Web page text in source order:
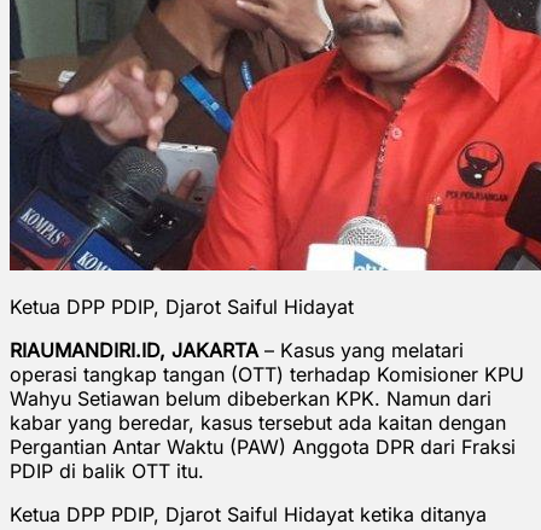
Ketua DPP PDIP, Djarot Saiful Hidayat
RIAUMANDIRI.ID, JAKARTA – Kasus yang melatari
operasi tangkap tangan (OTT) terhadap Komisioner KPU
Wahyu Setiawan belum dibeberkan KPK. Namun dari
kabar yang beredar, kasus tersebut ada kaitan dengan
Pergantian Antar Waktu (PAW) Anggota DPR dari Fraksi
PDIP di balik OTT itu.
Ketua DPP PDIP, Djarot Saiful Hidayat ketika ditanya